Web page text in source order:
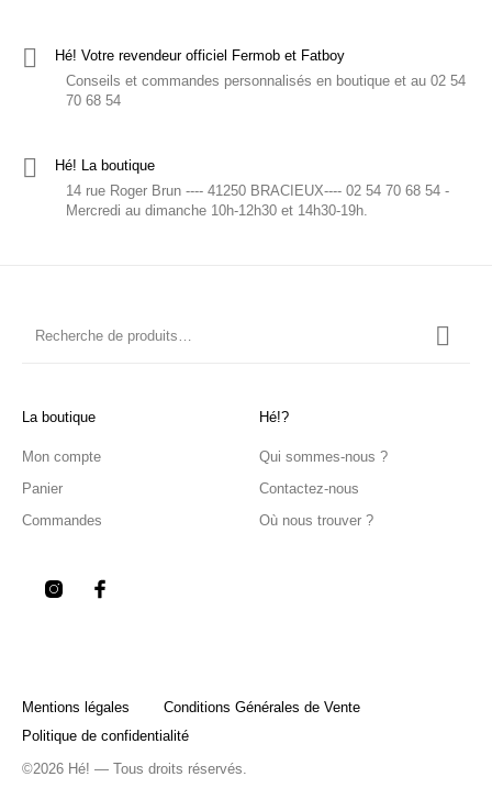
Hé! Votre revendeur officiel Fermob et Fatboy
Conseils et commandes personnalisés en boutique et au 02 54
70 68 54
Hé! La boutique
14 rue Roger Brun ---- 41250 BRACIEUX---- 02 54 70 68 54 -
Mercredi au dimanche 10h-12h30 et 14h30-19h.
La boutique
Mon compte
Panier
Commandes
Hé!?
Qui sommes-nous ?
Contactez-nous
Où nous trouver ?
Mentions légales
Conditions Générales de Vente
Politique de confidentialité
©2026 Hé! — Tous droits réservés.